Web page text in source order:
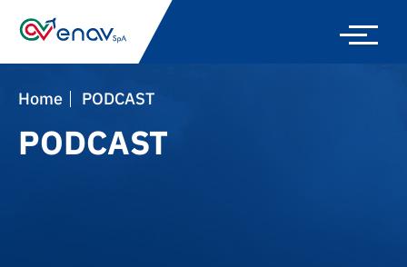
Home PODCAST
PODCAST